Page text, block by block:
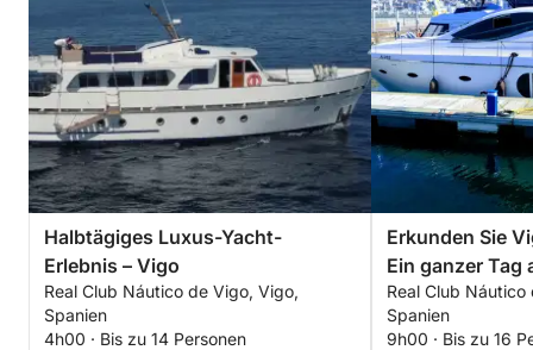
Halbtägiges Luxus-Yacht-
Erlebnis – Vigo
Real Club Náutico de Vigo, Vigo,
Spanien
4h00 · Bis zu 14 Personen
Erkunden Sie
Ein ganzer Tag
an Bord eines
Real Club
Spanien
9h00 · Bis zu 16